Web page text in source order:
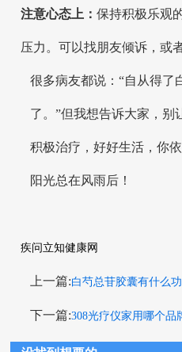
注意心态上： 保持积极乐观
压力。可以找朋友倾诉，或
很多病友都说：“自从得了
了。”但我想告诉大家，别
积极治疗，好好生活，你
阳光总在风雨后！
疾问立知健康网
上一篇:白芍总苷胶囊有什么
下一篇:308光疗仪家用哪个品